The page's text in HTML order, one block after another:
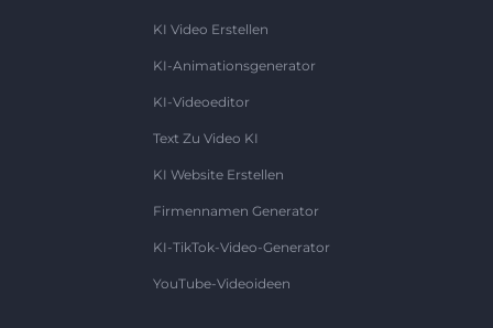
KI Video Erstellen
KI-Animationsgenerator
KI-Videoeditor
Text Zu Video KI
KI Website Erstellen
Firmennamen Generator
KI-TikTok-Video-Generator
YouTube-Videoideen